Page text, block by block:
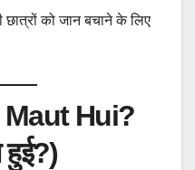
छात्रों को जान बचाने के लिए
Hui?
हुई?)